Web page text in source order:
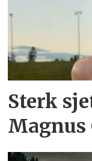
Sterk
Magnus